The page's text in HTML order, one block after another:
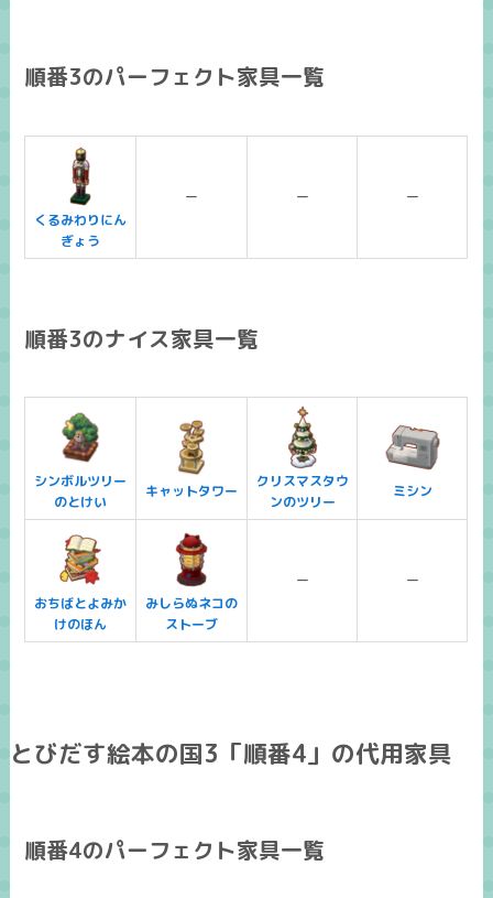
順番3のパーフェクト家具一覧
くるみわりにん
ぎょう
ー ー ー
順番3のナイス家具一覧
シンボルツリー
のとけい
キャットタワー
クリスマスタウ
ンのツリー
ミシン
おちばとよみか
けのほん
みしらぬネコの
ストーブ
ー ー
とびだす絵本の国3「順番4」の代用家具
順番4のパーフェクト家具一覧